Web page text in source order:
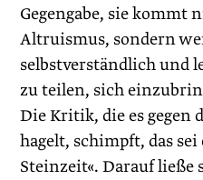
Gegengabe, sie kommt
Altruismus, sondern
selbstverständlich und
zu teilen, sich
Die Kritik, die es gegen
hagelt, schimpft, das
Steinzeit«. Darauf